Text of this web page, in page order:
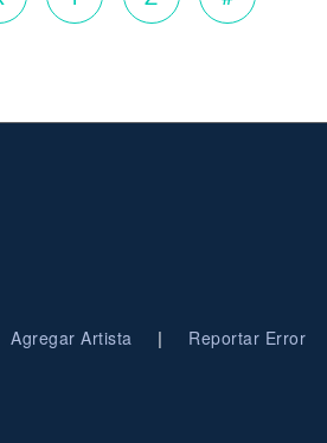
Agregar Artista | Reportar Error